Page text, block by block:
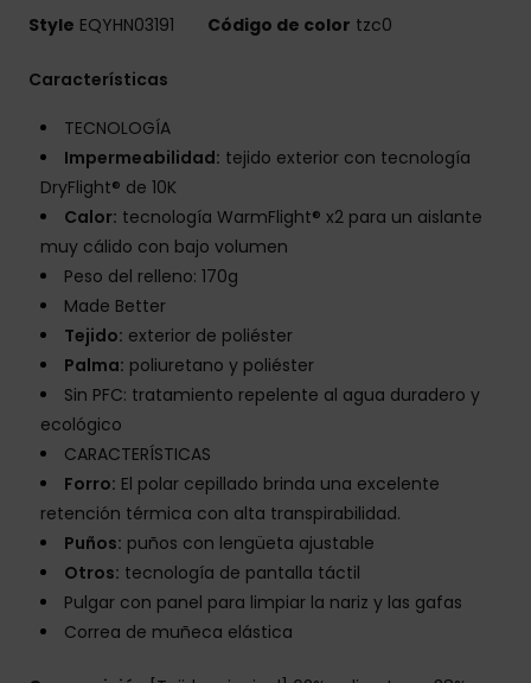
Style EQYHN03191 Código de color tzc0
Características
TECNOLOGÍA
Impermeabilidad: tejido exterior con tecnología
DryFlight® de 10K
Calor: tecnología WarmFlight® x2 para un aislante
muy cálido con bajo volumen
Peso del relleno: 170g
Made Better
Tejido: exterior de poliéster
Palma: poliuretano y poliéster
Sin PFC: tratamiento repelente al agua duradero y
ecológico
CARACTERÍSTICAS
Forro: El polar cepillado brinda una excelente
retención térmica con alta transpirabilidad.
Puños: puños con lengüeta ajustable
Otros: tecnología de pantalla táctil
Pulgar con panel para limpiar la nariz y las gafas
Correa de muñeca elástica